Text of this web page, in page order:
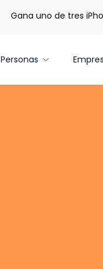
Gana uno de tres
Personas